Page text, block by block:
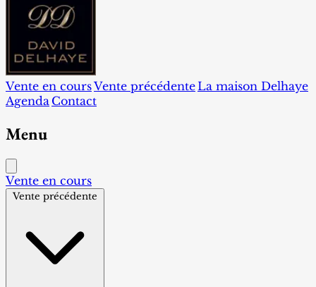
Vente en coursVente précédente La maison Delhaye
Agenda Contact
Menu
Vente en cours
Vente précédente